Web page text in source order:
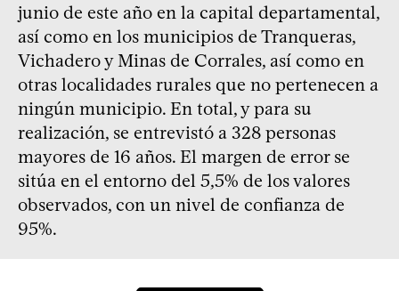
junio de este año en la capital departamental,
así como en los municipios de Tranqueras,
Vichadero y Minas de Corrales, así como en
otras localidades rurales que no pertenecen a
ningún municipio. En total, y para su
realización, se entrevistó a 328 personas
mayores de 16 años. El margen de error se
sitúa en el entorno del 5,5% de los valores
observados, con un nivel de confianza de
95%.